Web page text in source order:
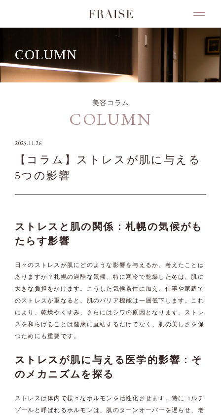
COLUMN
美容コラム
COLUMN
2025.11.26
【コラム】ストレスが肌に与える
5つの影響
ストレスと肌の関係：札幌の気候がも
たらす影響
日々のストレスが肌にどのような影響を与えるか、考えたことは
ありますか？札幌の過酷な気候、特に寒冷で乾燥した冬は、肌に
大きな負担をかけます。こうした気候条件に加え、仕事や家庭で
のストレスが重なると、肌のバリア機能は一層低下します。これ
により、乾燥やくすみ、さらにはシワの原因となります。ストレ
スを和らげることは健康に直結するだけでなく、肌の美しさを保
つためにも重要です。
ストレスが肌に与える医学的影響：そ
のメカニズムを探る
ストレスは体内で様々なホルモンを活性化させます。特にコルチ
ゾールと呼ばれるホルモンは、肌のターンオーバーを遅らせ、老